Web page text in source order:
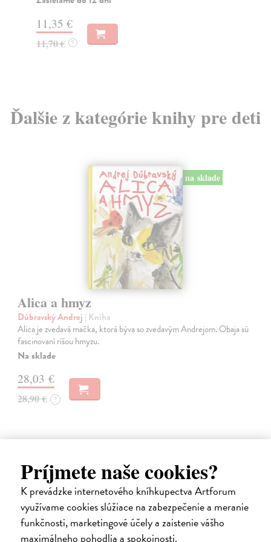
Príjmete naše cookies?
K prevádzke internetového kníhkupectva Artforum
využívame cookies slúžiace na zabezpečenie a meranie
funkčnosti, marketingové účely a zaistenie vášho
maximálneho pohodlia a spokojnosti.
10,48 €
10,80 € ?
Ďalšie z kategórie knihy pre deti
na sklade
Alica a hmyz
Dúbravský Andrej | Kniha
Alica je zvedavá mačka, ktorá býva so zvedavým Andrejom. Obaja sú
fascinovaní ríšou hmyzu.
Na sklade
28,03 €
28,90 € ?
na sklade